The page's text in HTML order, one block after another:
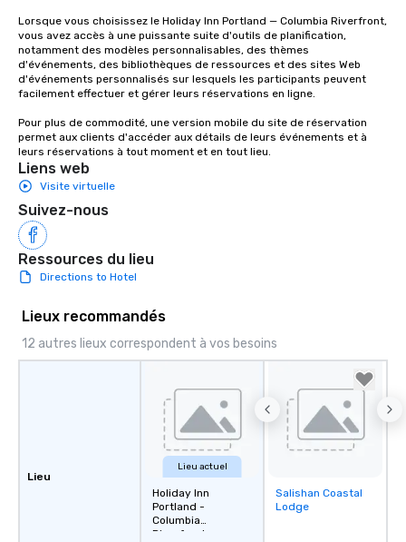
of your special day!
mood for your "I do"
creating a swinging
hour, to providing
unforgettable all
Pop Nouveau will be
Lorsque vous choisissez le Holiday Inn Portland — Columbia Riverfront,
vous avez accès à une puissante suite d'outils de planification,
notamment des modèles personnalisables, des thèmes
d'événements, des bibliothèques de ressources et des sites Web
d'événements personnalisés sur lesquels les participants peuvent
facilement effectuer et gérer leurs réservations en ligne.
Pour plus de commodité, une version mobile du site de réservation
permet aux clients d'accéder aux détails de leurs événements et à
leurs réservations à tout moment et en tout lieu.
Liens web
Visite virtuelle
Suivez-nous
Ressources du lieu
Directions to Hotel
Lieux recommandés
12 autres lieux correspondent à vos besoins
Lieu
Lieu actuel
Holiday Inn
Portland -
Columbia
Riverfront
Removed from
favorites
Salishan Coastal
Lodge